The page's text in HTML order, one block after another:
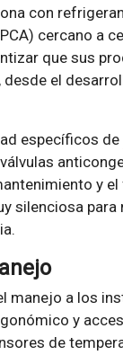
con
cercano a
que sus
el
específicos de
y
silenciosa
manejo a los
y
de